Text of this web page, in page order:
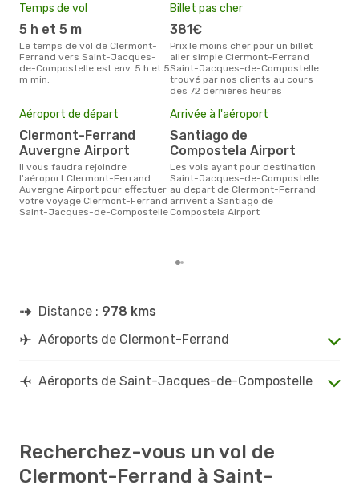
Temps de vol
5 h et 5 m
Le temps de vol de Clermont-
Ferrand vers Saint-Jacques-
de-Compostelle est env. 5 h et 5
m min.
Billet pas cher
381€
Prix le moins cher pour un billet
aller simple Clermont-Ferrand
Saint-Jacques-de-Compostelle
trouvé par nos clients au cours
des 72 dernières heures
Aéroport de départ
Clermont-Ferrand
Auvergne Airport
Il vous faudra rejoindre
l'aéroport Clermont-Ferrand
Auvergne Airport pour effectuer
votre voyage Clermont-Ferrand
Saint-Jacques-de-Compostelle
.
Arrivée à l'aéroport
Santiago de
Compostela Airport
Les vols ayant pour destination
Saint-Jacques-de-Compostelle
au depart de Clermont-Ferrand
arrivent à Santiago de
Compostela Airport
Distance : 978 kms
Aéroports de Clermont-Ferrand
Aéroports de Saint-Jacques-de-Compostelle
Recherchez-vous un vol de
Clermont-Ferrand à Saint-